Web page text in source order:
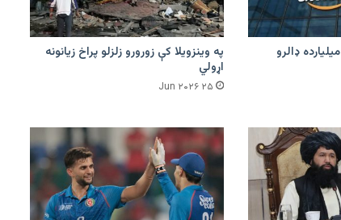
امازون په هند کې ۴۸ میلیارده ډالرو
په وینزویلا کې زورورو زلزلو پراخ زیانونه
اړولي
۲۵ Jun ۲۰۲۶